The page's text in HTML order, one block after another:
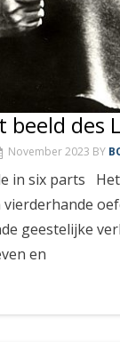
beeld des
November 2023 BY
in six parts
vierderhande
geestelijke
en